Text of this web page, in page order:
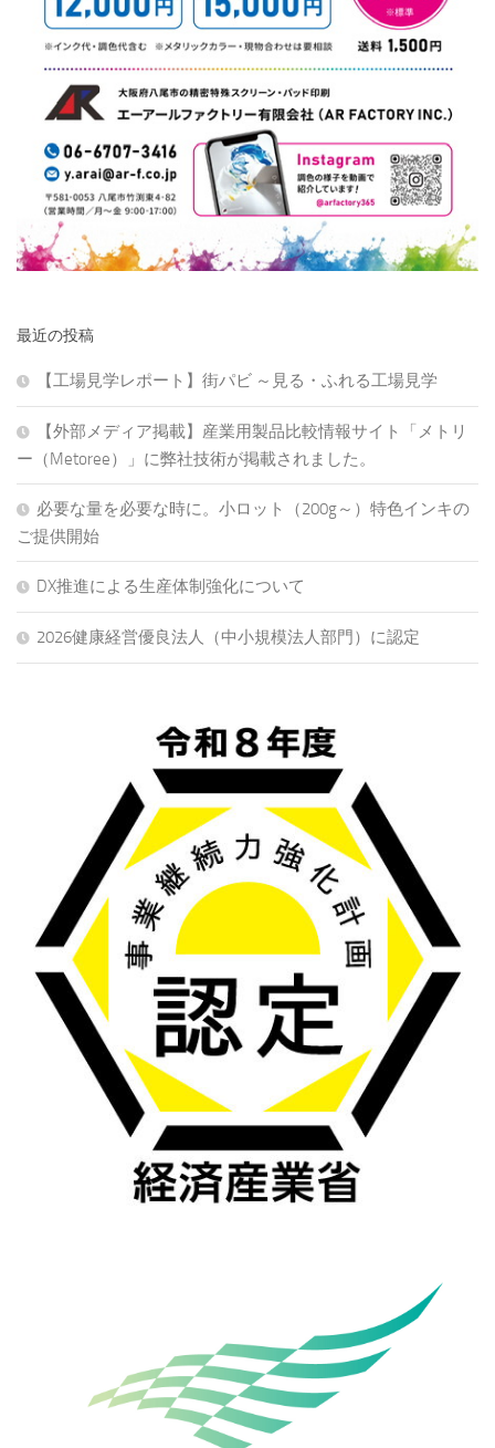
最近の投稿
【工場見学レポート】街パビ ～見る・ふれる工場見学
【外部メディア掲載】産業用製品比較情報サイト「メトリ
ー（Metoree）」に弊社技術が掲載されました。
必要な量を必要な時に。小ロット（200g～）特色インキの
ご提供開始
DX推進による生産体制強化について
2026健康経営優良法人（中小規模法人部門）に認定